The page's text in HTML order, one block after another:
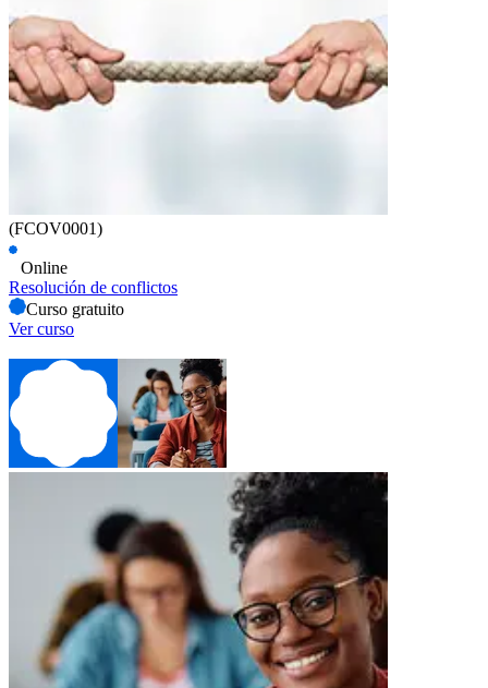
(FCOV0001)
Online
Resolución de conflictos
Curso gratuito
Ver curso